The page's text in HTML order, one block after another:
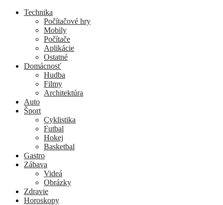
Technika
Počítačové hry
Mobily
Počítače
Aplikácie
Ostatné
Domácnosť
Hudba
Filmy
Architektúra
Auto
Šport
Cyklistika
Futbal
Hokej
Basketbal
Gastro
Zábava
Videá
Obrázky
Zdravie
Horoskopy